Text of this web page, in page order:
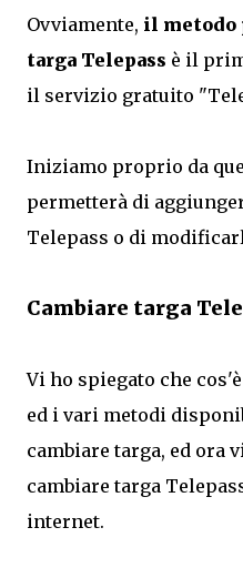
Ovviamente, il metodo
targa Telepass è il
il servizio gratuito
Iniziamo proprio da
permetterà di
Telepass o di
Cambiare targa
Vi ho spiegato che
ed i vari metodi
cambiare targa, ed ora
cambiare targa
internet.